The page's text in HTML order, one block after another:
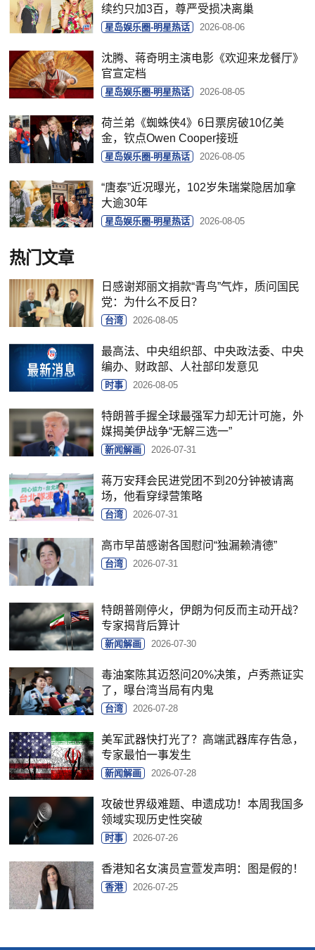
续约只加3百，尊严受损决离巢
星岛娱乐圈-明星热话 2026-08-06
沈腾、蒋奇明主演电影《欢迎来龙餐厅》
官宣定档
星岛娱乐圈-明星热话 2026-08-05
荷兰弟《蜘蛛侠4》6日票房破10亿美
金，钦点Owen Cooper接班
星岛娱乐圈-明星热话 2026-08-05
“唐泰”近况曝光，102岁朱瑞棠隐居加拿
大逾30年
星岛娱乐圈-明星热话 2026-08-05
热门文章
日感谢郑丽文捐款“青鸟”气炸，质问国民
党：为什么不反日？
台湾 2026-08-05
最高法、中央组织部、中央政法委、中央
编办、财政部、人社部印发意见
时事 2026-08-05
特朗普手握全球最强军力却无计可施，外
媒揭美伊战争“无解三选一”
新闻解画 2026-07-31
蒋万安拜会民进党团不到20分钟被请离
场，他看穿绿营策略
台湾 2026-07-31
高市早苗感谢各国慰问“独漏赖清德”
台湾 2026-07-31
特朗普刚停火，伊朗为何反而主动开战？
专家揭背后算计
新闻解画 2026-07-30
毒油案陈其迈怒问20%决策，卢秀燕证实
了，曝台湾当局有内鬼
台湾 2026-07-28
美军武器快打光了？高端武器库存告急，
专家最怕一事发生
新闻解画 2026-07-28
攻破世界级难题、申遗成功！本周我国多
领域实现历史性突破
时事 2026-07-26
香港知名女演员宣萱发声明：图是假的！
香港 2026-07-25